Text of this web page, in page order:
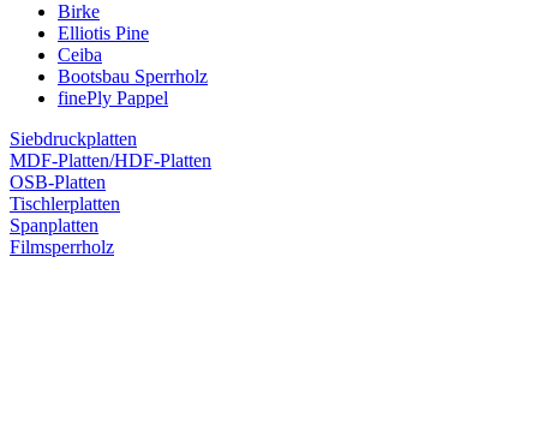
Birke
Elliotis Pine
Ceiba
Bootsbau Sperrholz
finePly Pappel
Siebdruckplatten
MDF-Platten/HDF-Platten
OSB-Platten
Tischlerplatten
Spanplatten
Filmsperrholz